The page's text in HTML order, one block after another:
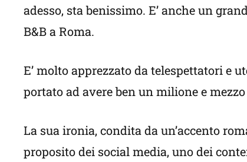
adesso, sta benissimo. E’ anche un
B&B a Roma.
E’ molto apprezzato da telespettatori e
portato ad avere ben un milione e
La sua ironia, condita da un’accento
proposito dei social media, uno dei